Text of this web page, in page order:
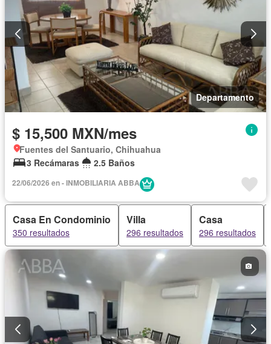
Departamento
$ 15,500 MXN/mes
Fuentes del Santuario, Chihuahua
3 Recámaras
2.5 Baños
22/06/2026 en - INMOBILIARIA ABBA
Casa En Condominio
350 resultados
Villa
296 resultados
Casa
296 resultados